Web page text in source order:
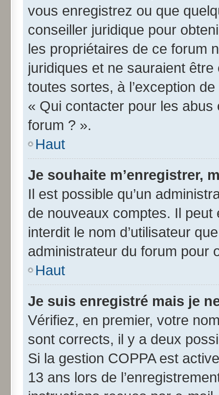
vous enregistrez ou que
conseiller juridique pour
les propriétaires de ce forum
juridiques et ne sauraient
toutes sortes, à l’exception
« Qui contacter pour les
forum ? ».
Haut
Je souhaite m’enregistrer,
Il est possible qu’un
de nouveaux comptes. Il
interdit le nom d’utilisateur
administrateur du forum pour
Haut
Je suis enregistré mais je
Vérifiez, en premier, votre
sont corrects, il y a deux
Si la gestion COPPA est
13 ans lors de